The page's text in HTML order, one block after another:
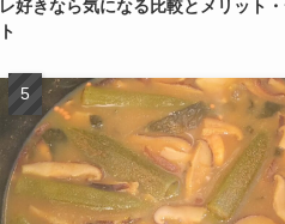
レ好きなら気になる比較とメリット
ト